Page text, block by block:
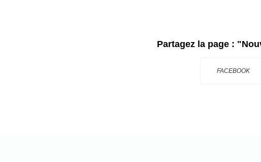
Partagez la page :
FACEBOOK